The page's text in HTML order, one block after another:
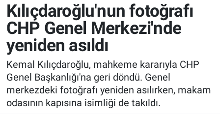
Kılıçdaroğlu'nun fotoğrafı
CHP Genel Merkezi'nde
yeniden asıldı
Kemal Kılıçdaroğlu, mahkeme kararıyla CHP
Genel Başkanlığı'na geri döndü. Genel
merkezdeki fotoğrafı yeniden asılırken, makam
odasının kapısına isimliği de takıldı.